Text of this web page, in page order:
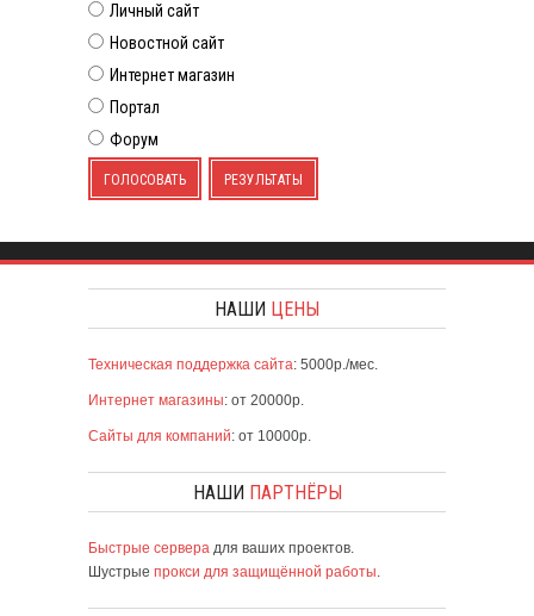
Личный сайт
Новостной сайт
Интернет магазин
Портал
Форум
ГОЛОСОВАТЬ РЕЗУЛЬТАТЫ
НАШИ ЦЕНЫ
Техническая поддержка сайта: 5000р./мес.
Интернет магазины: от 20000р.
Сайты для компаний: от 10000р.
НАШИ ПАРТНЁРЫ
Быстрые сервера для ваших проектов.
Шустрые прокси для защищённой работы.